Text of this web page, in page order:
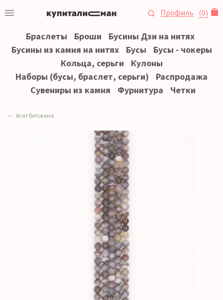
Профиль (0)
Браслеты Броши
Бусины Дзи на нитях
Бусины из камня на нитях
Бусы
Бусы - чокеры
Кольца, серьги
Кулоны
Наборы (бусы, браслет, серьги)
Распродажа
Сувениры из камня
Фурнитура Четки
Агат ботсвана